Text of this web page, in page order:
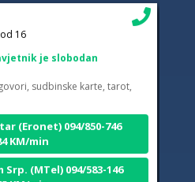
sudbinske karte, tarot,
(Eronet) 094/850-746
KM/min
(MTel) 094/583-146
KM/min